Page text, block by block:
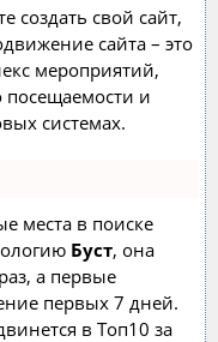
создать свой сайт,
сайта – это
мероприятий,
посещаемости и
системах.
места в поиске
Буст, она
а первые
первых 7 дней.
в Топ10 за